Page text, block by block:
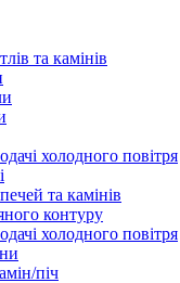
та камінів
холодного повітря
та камінів
контуру
холодного повітря
піч